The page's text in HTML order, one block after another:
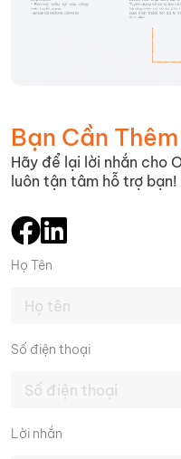
Bạn Cần
Hãy để lại lời nhắn cho
luôn tận tâm hỗ trợ bạn!
Họ Tên
Số điện thoại
Lời nhắn